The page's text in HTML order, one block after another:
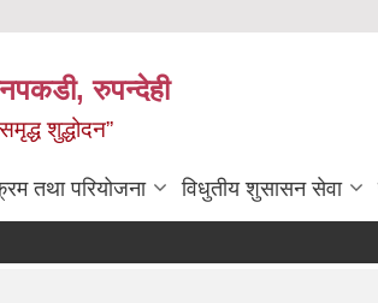
रुपन्देही
शुद्धोदन”
तथा परियोजना विधुतीय शुसासन सेवा